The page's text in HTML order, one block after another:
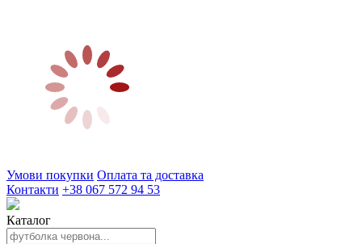
Умови покупки Оплата та доставка
Контакти +38 067 572 94 53
Каталог